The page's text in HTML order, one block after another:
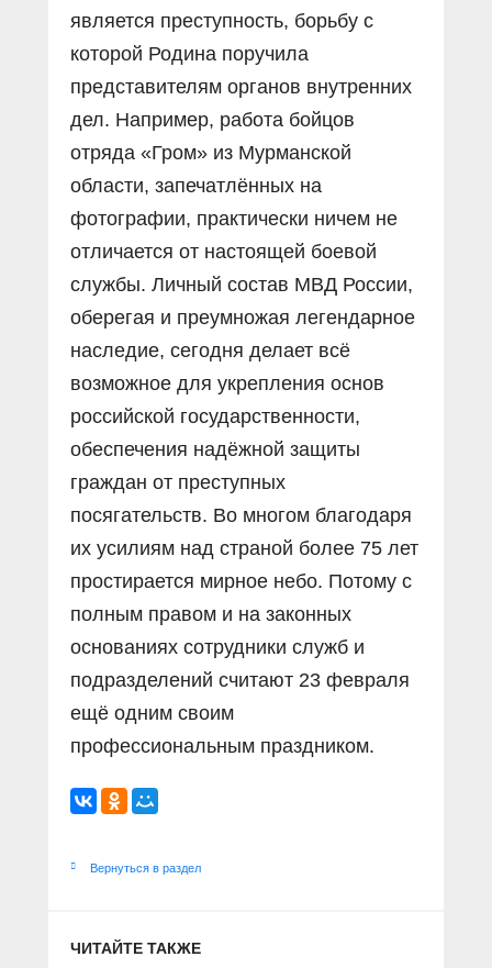
является преступность, борьбу с
которой Родина поручила
представителям органов внутренних
дел. Например, работа бойцов
отряда «Гром» из Мурманской
области, запечатлённых на
фотографии, практически ничем не
отличается от настоящей боевой
службы. Личный состав МВД России,
оберегая и преумножая легендарное
наследие, сегодня делает всё
возможное для укрепления основ
российской государственности,
обеспечения надёжной защиты
граждан от преступных
посягательств. Во многом благодаря
их усилиям над страной более 75 лет
простирается мирное небо. Потому с
полным правом и на законных
основаниях сотрудники служб и
подразделений считают 23 февраля
ещё одним своим
профессиональным праздником.
Вернуться в раздел
ЧИТАЙТЕ ТАКЖЕ